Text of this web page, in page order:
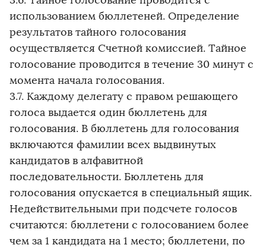
использованием бюллетеней. Определение
результатов тайного голосования
осуществляется Счетной комиссией. Тайное
голосование проводится в течение 30 минут с
момента начала голосования.
3.7. Каждому делегату с правом решающего
голоса выдается один бюллетень для
голосования. В бюллетень для голосования
включаются фамилии всех выдвинутых
кандидатов в алфавитной
последовательности. Бюллетень для
голосования опускается в специальный ящик.
Недействительными при подсчете голосов
считаются: бюллетени с голосованием более
чем за 1 кандидата на 1 место; бюллетени, по